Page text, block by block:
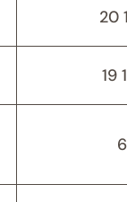
20
19